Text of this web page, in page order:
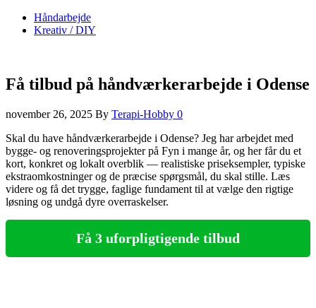
Håndarbejde
Kreativ / DIY
Få tilbud på håndværkerarbejde i Odense
november 26, 2025 By Terapi-Hobby 0
Skal du have håndværkerarbejde i Odense? Jeg har arbejdet med
bygge- og renoveringsprojekter på Fyn i mange år, og her får du et
kort, konkret og lokalt overblik — realistiske priseksempler, typiske
ekstraomkostninger og de præcise spørgsmål, du skal stille. Læs
videre og få det trygge, faglige fundament til at vælge den rigtige
løsning og undgå dyre overraskelser.
Få 3 uforpligtigende tilbud